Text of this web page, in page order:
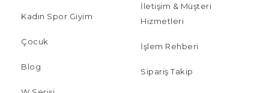
Kadın Spor Giyim
Çocuk
Blog
İletişim & Müşteri
Hizmetleri
İşlem Rehberi
Sipariş Takip